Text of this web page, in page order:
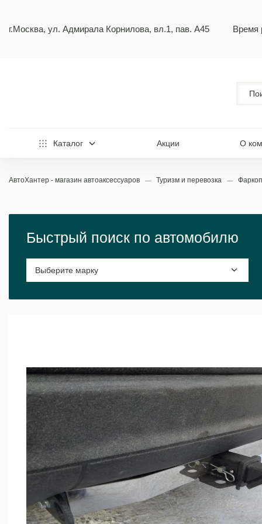
г.Москва, ул. Адмирала Корнилова, вл.1, пав. А45 Время
Каталог Акции О
АвтоХантер - магазин автоаксессуаров Туризм и перевозка
Быстрый поиск по автомобилю